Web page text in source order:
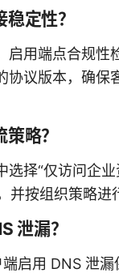
定性？
启用端点合规性
协议版本，确保
略？
选择“仅访问企
并按组织策略进
泄漏？
启用 DNS 泄漏